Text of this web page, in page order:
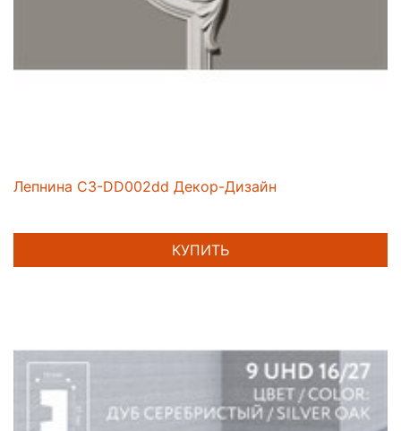
Лепнина C3-DD002dd Декор-Дизайн
КУПИТЬ